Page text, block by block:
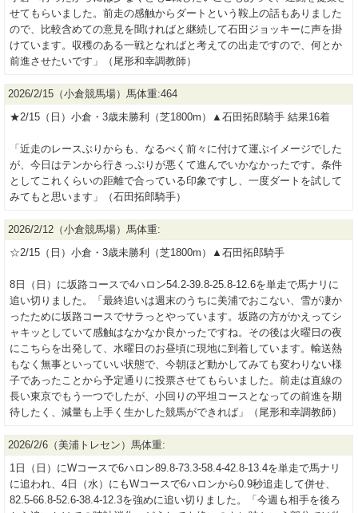
せてもらいました。前走の感触からダートという鞍上の話もありました
ので、比較含めての意見を聞ければと継続して石田ジョッキーに声を掛
けています。収穫のある一戦となればと考えての出走ですので、何とか
前進させたいです」（尾形和幸調教師）
2026/2/15（小倉競馬場）馬体重:464
★2/15（日）小倉・3歳未勝利（芝1800m）▲石田拓郎騎手 結果16着
「近走のレースぶりからも、なるべく前々に付けて運ぶイメージでした
が、今日はテンから行きっぷりが悪くて進んでいかなかったです。条件
としてこれくらいの距離で合っている印象ですし、一度ダートを試して
みてもと思います」（石田拓郎騎手）
2026/2/12（小倉競馬場）馬体重:
☆2/15（日）小倉・3歳未勝利（芝1800m）▲石田拓郎騎手
8日（日）に坂路コースで4ハロン54.2-39.8-25.8-12.6を単走で馬ナリに
追い切りました。「最終追いは週末のうちに美浦でおこない、雪が凄か
ったために坂路コースでサラっとやっています。坂路の方がかえってシ
ャキッとしていて感触はなかなか良かったですね。その後は火曜日の夜
にこちらを出発して、水曜日のお昼頃に現地に到着しています。輸送熱
もなく無事といっていい状態で、今朝ほど動かしてみても変わりない様
子であったことから予定通りに投票させてもらいました。前走は直線の
長い東京でもう一つでしたが、小回りの平坦コースとなっての前進を期
待したく、減量も上手く生かした競馬ができれば」（尾形和幸調教師）
2026/2/6（美浦トレセン）馬体重:
1日（日）にWコースで6ハロン89.8-73.3-58.4-42.8-13.4を単走で馬ナリ
に追われ、4日（水）にもWコースで6ハロンから0.9秒追走して併せ、
82.5-66.8-52.6-38.4-12.3を強めに追い切りました。「今週も相手を後ろ